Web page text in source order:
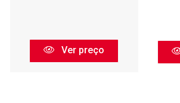
Ver preço